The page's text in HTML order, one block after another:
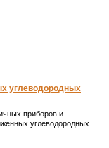
углеводородных
приборов и
углеводородных